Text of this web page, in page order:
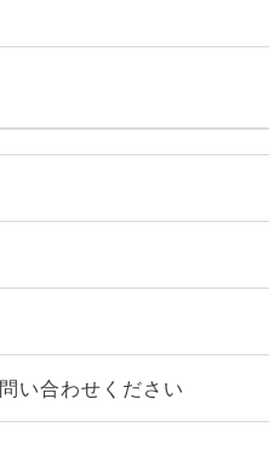
い合わせください